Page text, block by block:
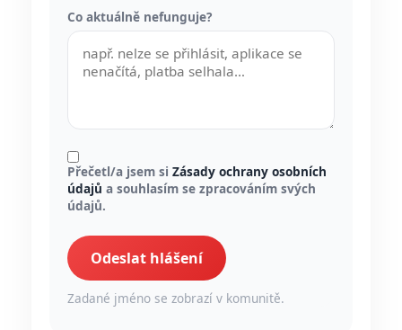
Co aktuálně nefunguje?
Přečetl/a jsem si Zásady ochrany osobních
údajů a souhlasím se zpracováním svých
údajů.
Odeslat hlášení
Zadané jméno se zobrazí v komunitě.